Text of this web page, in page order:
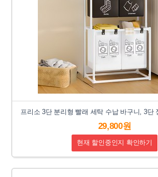
프리소 3단 분리형 빨래 세탁 수납 바구니, 3단
29,800원
현재 할인중인지 확인하기